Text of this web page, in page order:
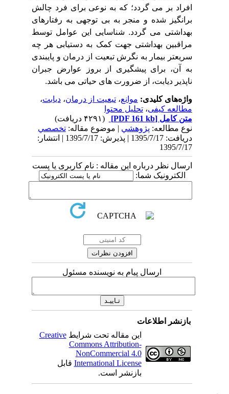
افراد بر می گردد؛ که به نوعی برای فرد چالش
برانگیز شده و منجر به بی توجهی به رفتارهای
بهداشتی می گردد. شناسایی این عوامل توسط
مراقبین بهداشتی جهت کمک به دستیابی هر چه
سریعتر بیمار به نگرش تبعیت از درمان و پایبندی
به آن، برای پیشگیری از بروز عوارض جبران
ناپذیر دیابت، از ضرورت های حیاتی می باشد.
واژه‌های کلیدی:موانع،تبعیت از درمان،دیابت،
مطالعه کیفی،تحلیل محتوا
متن کامل[PDF 161 kb]
نوع مطالعه:پژوهشي| موضوع مقاله:تخصصي
دریافت: 1395/7/17 | پذیرش: 1395/7/17 | انتشار:
1395/7/17
ارسال نظر درباره این مقاله : نام کاربری یا پست
الکترونیک شما:
ارسال پیام به نویسنده مسئول
بازنشر اطلاعات
این مقاله تحت شرایطCreative
Commons Attribution-
NonCommercial 4.0
International Licenseقابل
بازنشر است.